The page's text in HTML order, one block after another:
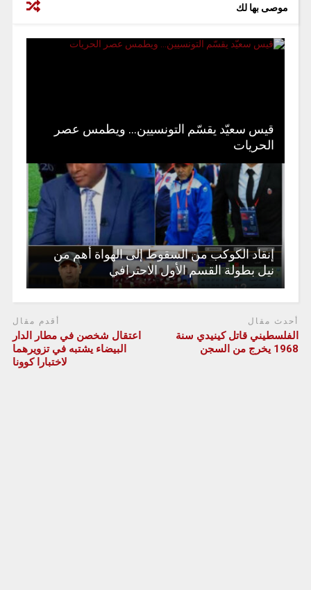
موصى بها لك
قيس سعيّد يقسّم التونسيين… ويطمس عصر
الحريات
إنقاد الكوكب من السقوط إلى الهواة أهم من
نيل بطولة القسم الأول الاحترافي
أحدث مقال
الفلسطيني قاتل كينيدي سنة
1968 يخرج من السجن
أقدم مقال
اعتقال شخصن في مطار الدار
البيضاء يشتبه في تزويرهما
لاختبارا كوونا